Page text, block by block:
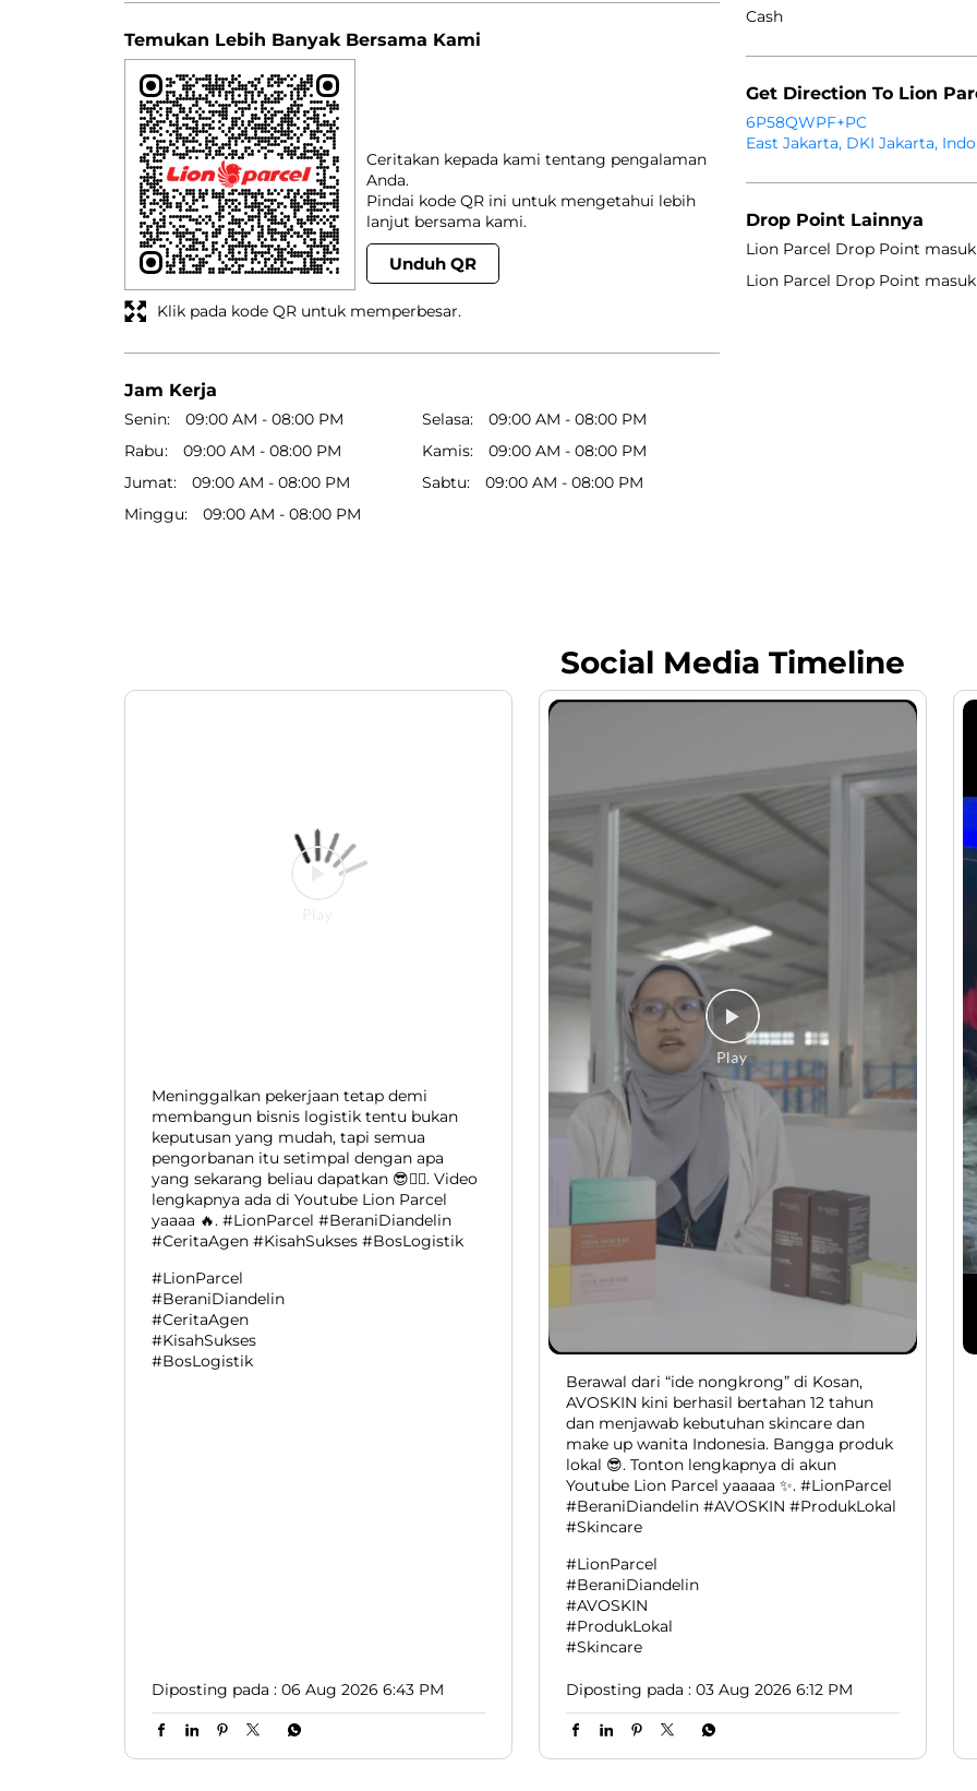
Temukan Lebih Banyak Bersama Kami
Ceritakan kepada kami tentang pengalaman
Anda.
Pindai kode QR ini untuk mengetahui lebih
lanjut bersama kami.
Unduh QR
Klik pada kode QR untuk memperbesar.
Jam Kerja
Senin 09:00 AM - 08:00 PM Selasa
09:00 AM - 08:00 PM
Rabu
09:00 AM - 08:00 PM Kamis
09:00 AM - 08:00 PM
Jumat
09:00 AM - 08:00 PM Sabtu
09:00 AM - 08:00 PM
Minggu
09:00 AM - 08:00 PM
Cash
Get Direction To Lion
6P58QWPF+PC
East Jakarta, DKI Jakarta,
Drop Point Lainnya
Lion Parcel Drop Point masuk
Lion Parcel Drop Point masuk
Social Media Timeline
Diposting pada : 06 Aug 2026 6:43 PM
Berawal dari “ide nongkrong” di Kosan,
AVOSKIN kini berhasil bertahan 12 tahun
dan menjawab kebutuhan skincare dan
make up wanita Indonesia. Bangga produk
lokal 😎. Tonton lengkapnya di akun
Youtube Lion Parcel yaaaaa ✨. #LionParcel
#BeraniDiandelin #AVOSKIN #ProdukLokal
#Skincare
#LionParcel
#BeraniDiandelin
#AVOSKIN
#ProdukLokal
#Skincare
Diposting pada : 03 Aug 2026 6:12 PM